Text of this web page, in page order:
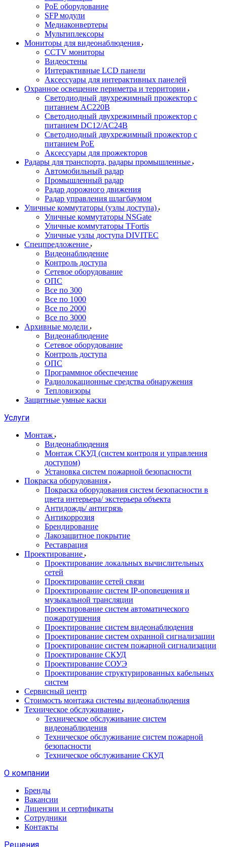
PoE оборудование
SFP модули
Медиаконвертеры
Мультиплексоры
Мониторы для видеонаблюдения
CCTV мониторы
Видеостены
Интерактивные LCD панели
Аксессуары для интерактивных панелей
Охранное освещение периметра и территории
Светодиодный двухрежимный прожектор с
питанием AC220В
Светодиодный двухрежимный прожектор с
питанием DC12/AC24В
Светодиодный двухрежимный прожектор с
питанием PoE
Аксессуары для прожекторов
Радары для транспорта, радары промышленные
Автомобильный радар
Промышленный радар
Радар дорожного движения
Радар управления шлагбаумом
Уличные коммутаторы (узлы доступа)
Уличные коммутаторы NSGate
Уличные коммутаторы TFortis
Уличные узлы доступа DIVITEC
Спецпредложение
Видеонаблюдение
Контроль доступа
Сетевое оборудование
ОПС
Все по 300
Все по 1000
Все по 2000
Все по 3000
Архивные модели
Видеонаблюдение
Сетевое оборудование
Контроль доступа
ОПС
Программное обеспечение
Радиолокационные средства обнаружения
Тепловизоры
Защитные умные каски
Услуги
Монтаж
Видеонаблюдения
Монтаж СКУД (систем контроля и управления
доступом)
Установка систем пожарной безопасности
Покраска оборудования
Покраска оборудования систем безопасности в
цвета интерьера/ экстерьера объекта
Антидождь/ антигрязь
Антикоррозия
Брендирование
Лакозащитное покрытие
Реставрация
Проектирование
Проектирование локальных вычислительных
сетей
Проектирование сетей связи
Проектирование систем IP-оповещения и
музыкальной трансляции
Проектирование систем автоматического
пожаротушения
Проектирование систем видеонаблюдения
Проектирование систем охранной сигнализации
Проектирование систем пожарной сигнализации
Проектирование СКУД
Проектирование СОУЭ
Проектирование структурированных кабельных
систем
Сервисный центр
Стоимость монтажа системы видеонаблюдения
Техническое обслуживание
Техническое обслуживание систем
видеонаблюдения
Техническое обслуживание систем пожарной
безопасности
Техническое обслуживание СКУД
О компании
Бренды
Вакансии
Лицензии и сертификаты
Сотрудники
Контакты
Решения